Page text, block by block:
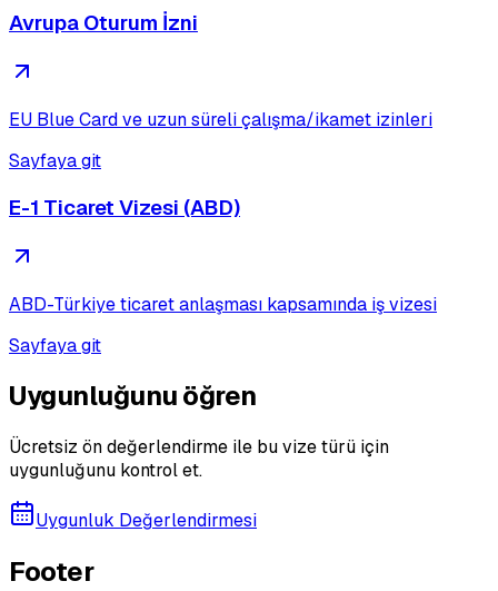
Avrupa Oturum İzni
EU Blue Card ve uzun süreli çalışma/ikamet izinleri
Sayfaya git
E-1 Ticaret Vizesi (ABD)
ABD-Türkiye ticaret anlaşması kapsamında iş vizesi
Sayfaya git
Uygunluğunu öğren
Ücretsiz ön değerlendirme ile bu vize türü için
uygunluğunu kontrol et.
Uygunluk Değerlendirmesi
Footer